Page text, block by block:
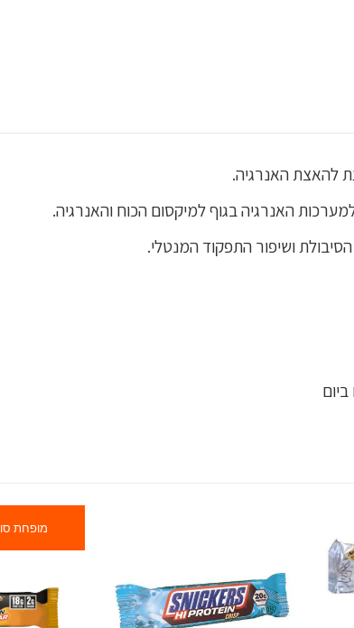
האנרגיה בגוף למיקסום הכוח והאנרגיה.
ושיפור התפקוד המנטלי.
מופחת